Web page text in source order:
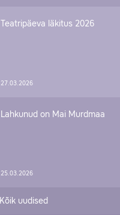
Teatripäeva läkitus 2026
27.03.2026
Lahkunud on Mai Murdmaa
25.03.2026
Kõik uudised